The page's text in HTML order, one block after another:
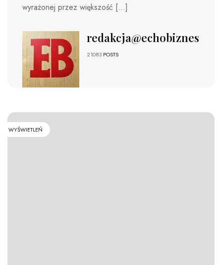
wyrażonej przez większość […]
redakcja@echobiznesu.pl
21083 POSTS
WYŚWIETLEŃ